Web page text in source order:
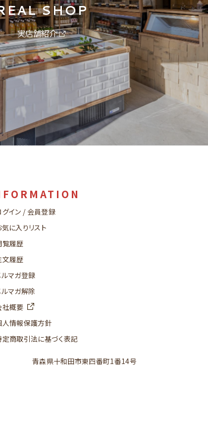
SHOP
実店舗紹介
グイン / 会員登録
気に入りリスト
覧履歴
文履歴
ルマガ登録
ルマガ解除
社概要
人情報保護方針
定商取引法に基づく表記
青森県十和田市東四番町1番14号